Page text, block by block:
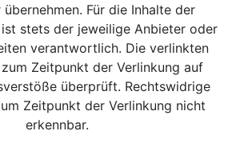
übernehmen. Für die Inhalte der
stets der jeweilige Anbieter oder
verantwortlich. Die verlinkten
Zeitpunkt der Verlinkung auf
überprüft. Rechtswidrige
Zeitpunkt der Verlinkung nicht
erkennbar.